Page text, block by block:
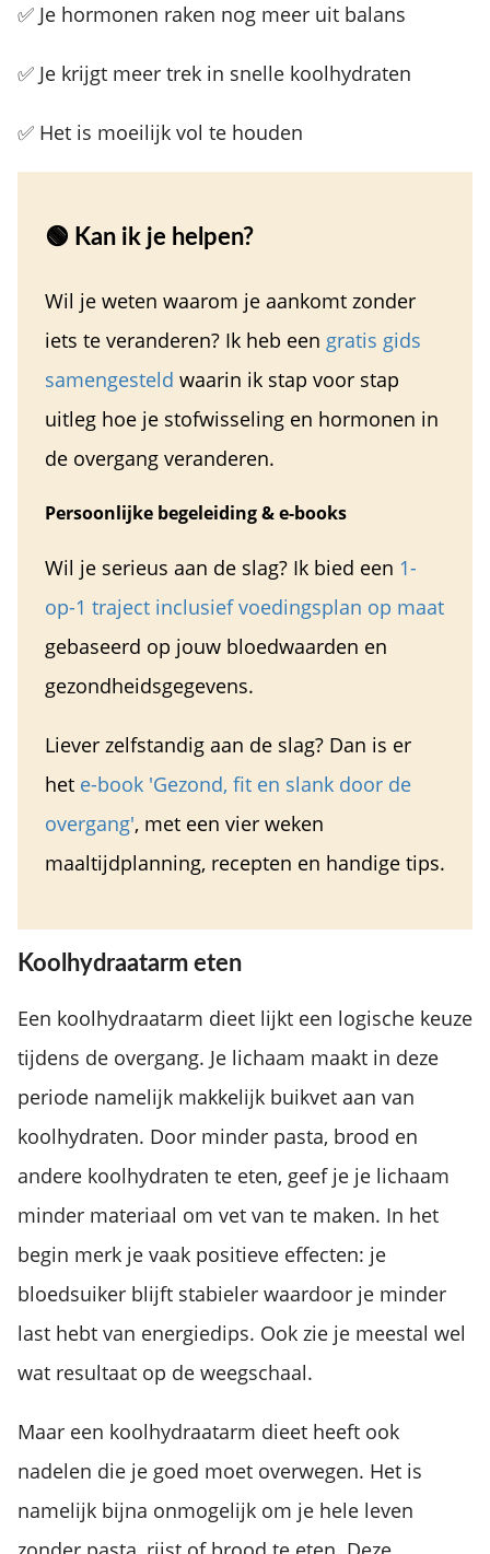
✅ Je hormonen raken nog meer uit balans
✅ Je krijgt meer trek in snelle koolhydraten
✅ Het is moeilijk vol te houden
🟢 Kan ik je helpen?
Wil je weten waarom je aankomt zonder
iets te veranderen? Ik heb een gratis gids
samengesteld waarin ik stap voor stap
uitleg hoe je stofwisseling en hormonen in
de overgang veranderen.
Persoonlijke begeleiding & e-books
Wil je serieus aan de slag? Ik bied een 1-
op-1 traject inclusief voedingsplan op maat
gebaseerd op jouw bloedwaarden en
gezondheidsgegevens.
Liever zelfstandig aan de slag? Dan is er
het e-book 'Gezond, fit en slank door de
overgang', met een vier weken
maaltijdplanning, recepten en handige tips.
Koolhydraatarm eten
Een koolhydraatarm dieet lijkt een logische keuze
tijdens de overgang. Je lichaam maakt in deze
periode namelijk makkelijk buikvet aan van
koolhydraten. Door minder pasta, brood en
andere koolhydraten te eten, geef je je lichaam
minder materiaal om vet van te maken. In het
begin merk je vaak positieve effecten: je
bloedsuiker blijft stabieler waardoor je minder
last hebt van energiedips. Ook zie je meestal wel
wat resultaat op de weegschaal.
Maar een koolhydraatarm dieet heeft ook
nadelen die je goed moet overwegen. Het is
namelijk bijna onmogelijk om je hele leven